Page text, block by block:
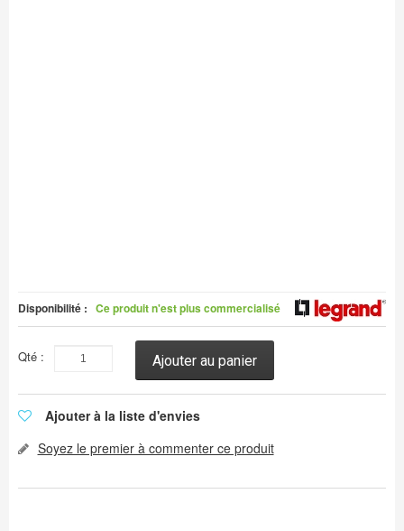
Disponibilité : Ce produit n'est plus commercialisé
Qté : Ajouter au panier
Ajouter à la liste d'envies
Soyez le premier à commenter ce produit